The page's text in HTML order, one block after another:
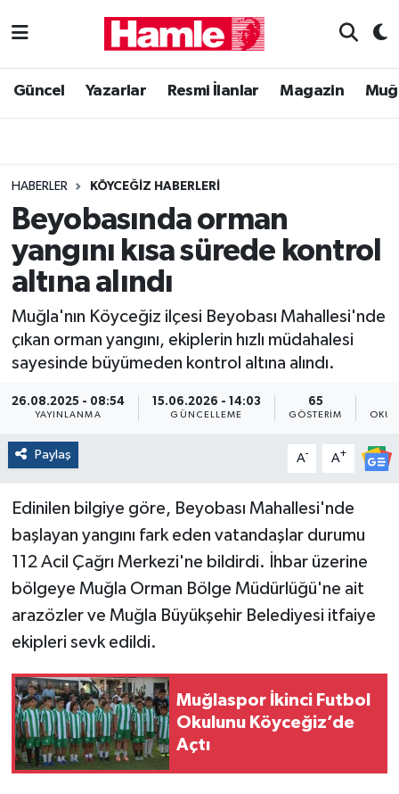
Güncel Yazarlar Resmi İlanlar Magazin
HABERLER KÖYCEĞIZ HABERLERI
Beyobasında orman
yangını kısa sürede kontrol
altına alındı
Muğla'nın Köyceğiz ilçesi Beyobası Mahallesi'nde
çıkan orman yangını, ekiplerin hızlı müdahalesi
sayesinde büyümeden kontrol altına alındı.
26.08.2025 - 08:54
YAYINLANMA
15.06.2026 - 14:03
GÜNCELLEME
65
GÖSTERIM
Paylaş A- A+
Edinilen bilgiye göre, Beyobası Mahallesi'nde
başlayan yangını fark eden vatandaşlar durumu
112 Acil Çağrı Merkezi'ne bildirdi. İhbar üzerine
bölgeye Muğla Orman Bölge Müdürlüğü'ne ait
arazözler ve Muğla Büyükşehir Belediyesi itfaiye
ekipleri sevk edildi.
Muğlaspor İkinci Futbol
Okulunu Köyceğiz’de
Açtı
Güncel
Magazin
Muğla Haber
Siyaset
Muğla Nöbetçi Eczaneler
Muğla Trafik Yoğunluk Haritası
Süper Lig Puan Durumu ve Fikstür
Tüm Manşetler
Son Dakika Haberleri